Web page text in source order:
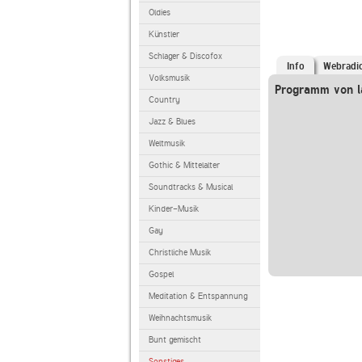
Oldies
Künstler
Schlager & Discofox
Volksmusik
Country
Jazz & Blues
Weltmusik
Gothic & Mittelalter
Soundtracks & Musical
Kinder-Musik
Gay
Christliche Musik
Gospel
Meditation & Entspannung
Weihnachtsmusik
Bunt gemischt
Info
Programm